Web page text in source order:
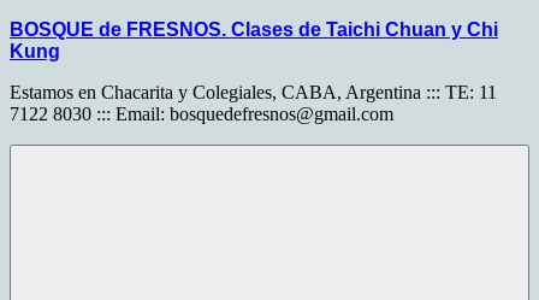
Saltar
al
BOSQUE de FRESNOS. Clases de Taichi Chuan y Chi
Kung
Estamos en Chacarita y Colegiales, CABA, Argentina ::: TE: 11
7122 8030 ::: Email: bosquedefresnos@gmail.com